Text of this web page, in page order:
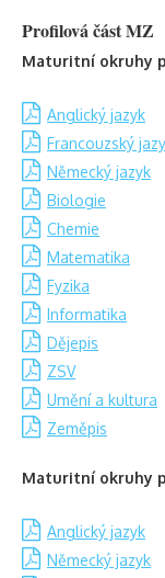
Profilová část MZ
Maturitní okruhy
Anglický jazyk
Francouzský
Německý jazyk
Biologie
Chemie
Matematika
Fyzika
Informatika
Dějepis
ZSV
Umění a kultura
Zeměpis
Maturitní okruhy
Anglický jazyk
Německý jazyk